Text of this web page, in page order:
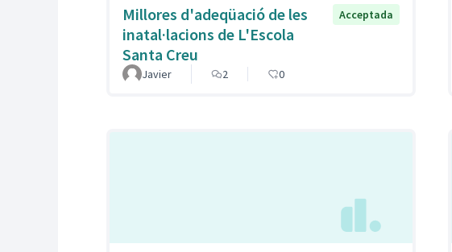
Millores d'adeqüació de les
inatal·lacions de L'Escola
Santa Creu
Acceptada
Javier 2 0